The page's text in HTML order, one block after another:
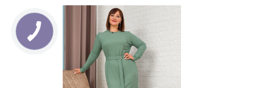
Наклейки Варіант з %